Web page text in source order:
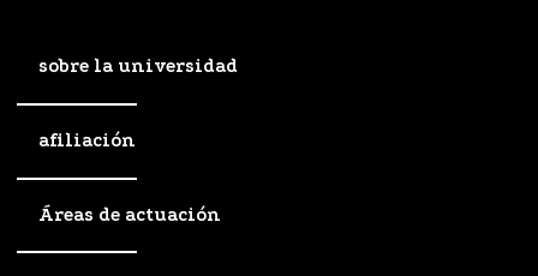
sobre la universidad
afiliación
Áreas de actuación